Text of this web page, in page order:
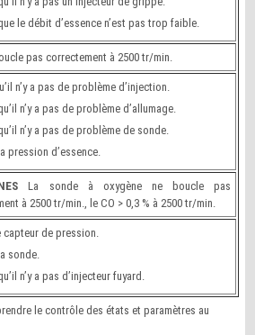
le débit d’essence n’est pas trop faible.
pas correctement à 2500 tr/min.
n’y a pas de problème d’injection.
n’y a pas de problème d’allumage.
n’y a pas de problème de sonde.
pression d’essence.
La sonde à oxygène ne boucle pas
à 2500 tr/min., le CO > 0,3 % à 2500 tr/min.
capteur de pression.
sonde.
n’y a pas d’injecteur fuyard.
le contrôle des états et paramètres au